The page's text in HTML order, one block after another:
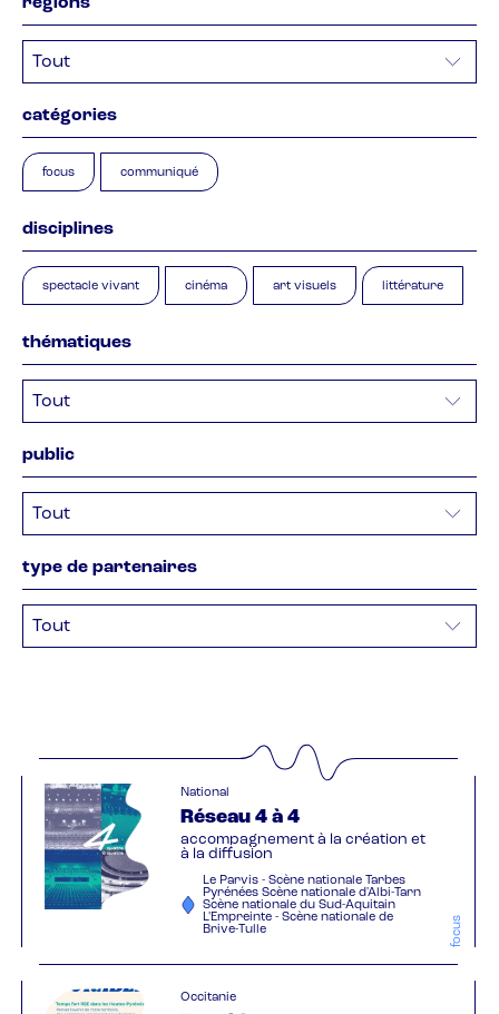
catégories
focus communiqué
disciplines
spectacle vivant cinéma art visuels littérature
thématiques
public
type de partenaires
National
Réseau 4 à 4
accompagnement à la création et
à la diffusion
Le Parvis - Scène nationale Tarbes
Pyrénées Scène nationale d'Albi-Tarn
Scène nationale du Sud-Aquitain
L'Empreinte - Scène nationale de
Brive-Tulle
focus
Occitanie